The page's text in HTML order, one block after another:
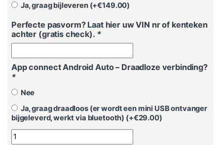
Ja, graag bijleveren (+€149.00)
Perfecte pasvorm? Laat hier uw VIN nr of kenteken
achter (gratis check). *
App connect Android Auto – Draadloze verbinding?
*
Nee
Ja, graag draadloos (er wordt een mini USB ontvanger
bijgeleverd, werkt via bluetooth) (+€29.00)
Volkswagen Golf 7 / Golf 7.5 - Apple Carplay / Android Auto